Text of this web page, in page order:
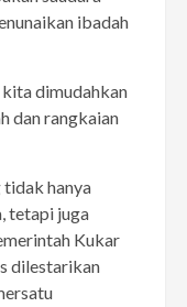
ibadah
dimudahkan
dan rangkaian
hanya
tetapi juga
Kukar
dilestarikan